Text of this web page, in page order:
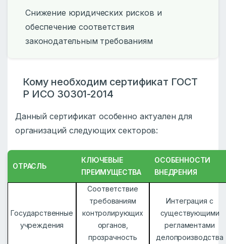
Снижение юридических рисков и
обеспечение соответствия
законодательным требованиям
Кому необходим сертификат ГОСТ
Р ИСО 30301-2014
Данный сертификат особенно актуален для
организаций следующих секторов:
ОТРАСЛЬ
КЛЮЧЕВЫЕ
ПРЕИМУЩЕСТВА
ОСОБЕННОСТИ
ВНЕДРЕНИЯ
Государственные
учреждения
Соответствие
требованиям
контролирующих
органов,
прозрачность
Интеграция с
существующими
регламентами
делопроизводства